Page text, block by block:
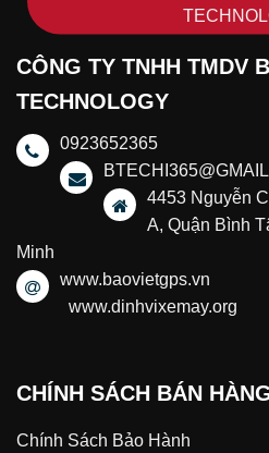
CÔNG TY TNHH TMDV
TECHNOLOGY
0923652365
4453 Nguyễn
A, Quận Bình
Minh
www.baovietgps.vn
www.dinhvixemay.org
CHÍNH SÁCH BÁN
Chính Sách Bảo Hành